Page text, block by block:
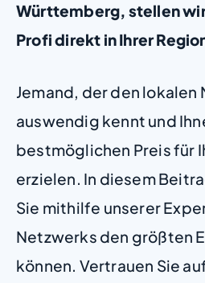
Württemberg, stellen
Profi direkt in Ihrer
Jemand, der den lokalen
auswendig kennt und
bestmöglichen Preis für
erzielen. In diesem
Sie mithilfe unserer
Netzwerks den größten
können. Vertrauen Sie